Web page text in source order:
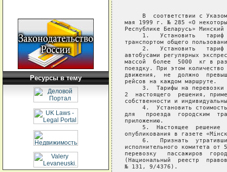
Ресурсы в тему
В  соответствии с
мая 1999 г. № 285 «О
Республике Беларусь»
1.   Установить
транспортом общего
2.   Установить
автобусами регулярных
массой  более  5000  кг в
поездку. При этом
движения,  не  должно
рейсов на каждом маршруте.
3.  Тарифы на
2  настоящего  решения,
собственности и
4.  Установить
для   проезда  городским
приложению.
5.  Настоящее  решение
опубликования в газете
6.   Признать
исполнительного комитета
перевозку   пассажиров
(Национальный  реестр
№ 131, 9/4376).